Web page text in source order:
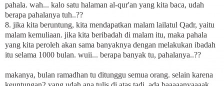
pahala. wah... kalo satu halaman al-qur'an yang kita baca, udah
berapa pahalanya tuh..??
8. jika kita beruntung, kita mendapatkan malam lailatul Qadr, yaitu
malam kemuliaan. jika kita beribadah di malam itu, maka pahala
yang kita peroleh akan sama banyaknya dengan melakukan ibadah
itu selama 1000 bulan. wuii... berapa banyak tu, pahalanya..??
makanya, bulan ramadhan tu ditunggu semua orang. selain karena